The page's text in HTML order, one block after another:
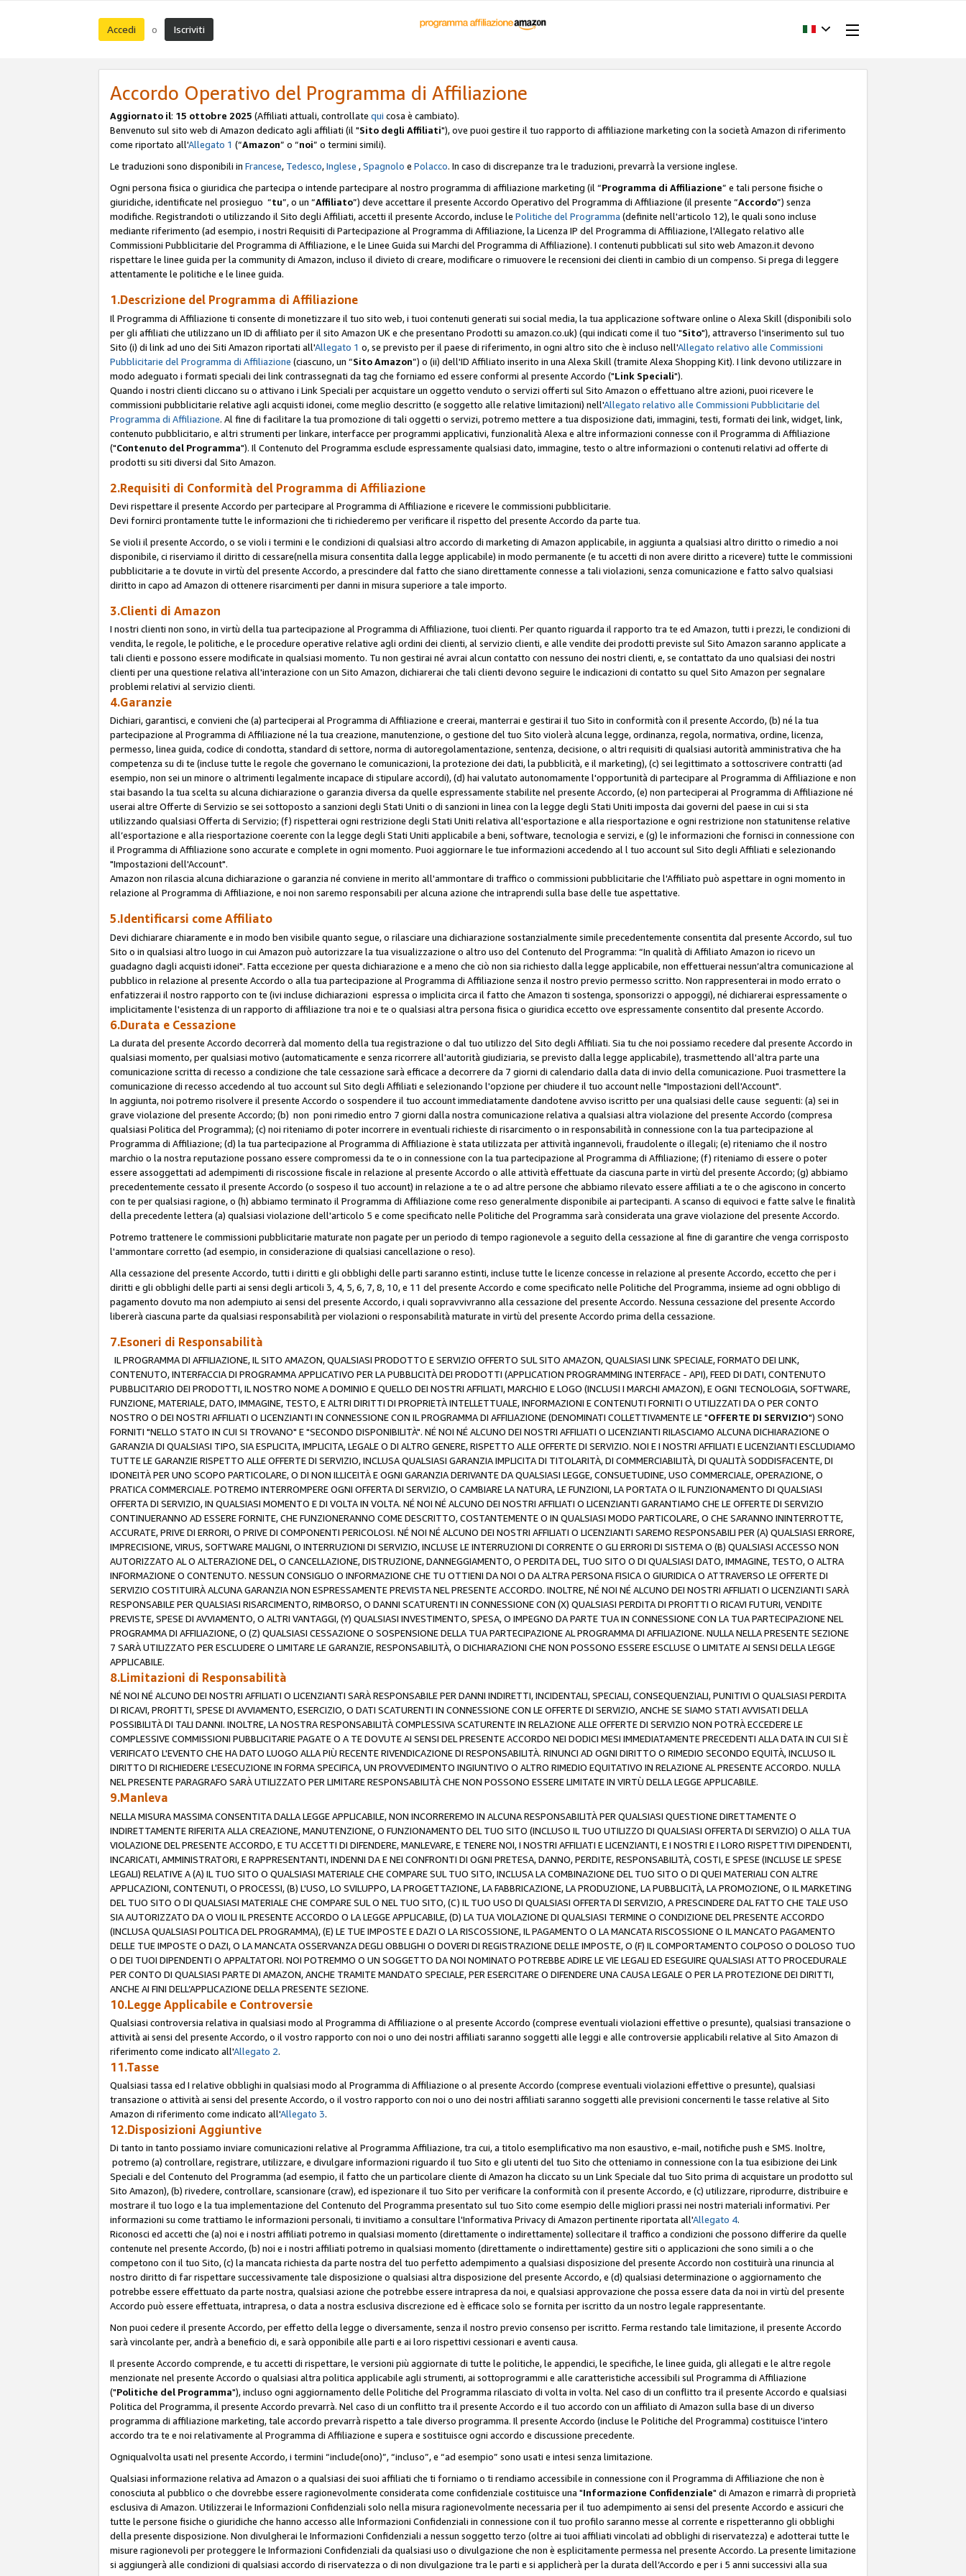
Accedi o Iscriviti
Accordo Operativo del Programma di Affiliazione
Aggiornato il: 15 ottobre 2025 (Affiliati attuali, controllate qui cosa è cambiato).
Benvenuto sul sito web di Amazon dedicato agli affiliati (il "Sito degli Affiliati"), ove puoi gestire il tuo rapporto di affiliazione marketing con la società Amazon di riferimento
come riportato all'Allegato 1 (“Amazon” o “noi” o termini simili).
Le traduzioni sono disponibili in Francese, Tedesco,Inglese ,Spagnolo e Polacco. In caso di discrepanze tra le traduzioni, prevarrà la versione inglese.
Ogni persona fisica o giuridica che partecipa o intende partecipare al nostro programma di affiliazione marketing (il “Programma di Affiliazione” e tali persone fisiche o
giuridiche, identificate nel prosieguo “tu”, o un “Affiliato”) deve accettare il presente Accordo Operativo del Programma di Affiliazione (il presente “Accordo”) senza
modifiche. Registrandoti o utilizzando il Sito degli Affiliati, accetti il presente Accordo, incluse le Politiche del Programma (definite nell'articolo 12), le quali sono incluse
mediante riferimento (ad esempio, i nostri Requisiti di Partecipazione al Programma di Affiliazione, la Licenza IP del Programma di Affiliazione, l'Allegato relativo alle
Commissioni Pubblicitarie del Programma di Affiliazione, e le Linee Guida sui Marchi del Programma di Affiliazione). I contenuti pubblicati sul sito web Amazon.it devono
rispettare le linee guida per la community di Amazon, incluso il divieto di creare, modificare o rimuovere le recensioni dei clienti in cambio di un compenso. Si prega di leggere
attentamente le politiche e le linee guida.
1.Descrizione del Programma di Affiliazione
Il Programma di Affiliazione ti consente di monetizzare il tuo sito web, i tuoi contenuti generati sui social media, la tua applicazione software online o Alexa Skill (disponibili solo
per gli affiliati che utilizzano un ID di affiliato per il sito Amazon UK e che presentano Prodotti su amazon.co.uk) (qui indicati come il tuo "Sito"), attraverso l'inserimento sul tuo
Sito (i) di link ad uno dei Siti Amazon riportati all'Allegato 1 o, se previsto per il paese di riferimento, in ogni altro sito che è incluso nell'Allegato relativo alle Commissioni
Pubblicitarie del Programma di Affiliazione (ciascuno, un “Sito Amazon”) o (ii) dell'ID Affiliato inserito in una Alexa Skill (tramite Alexa Shopping Kit). I link devono utilizzare in
modo adeguato i formati speciali dei link contrassegnati da tag che forniamo ed essere conformi al presente Accordo ("Link Speciali").
Quando i nostri clienti cliccano su o attivano i Link Speciali per acquistare un oggetto venduto o servizi offerti sul Sito Amazon o effettuano altre azioni, puoi ricevere le
commissioni pubblicitarie relative agli acquisti idonei, come meglio descritto (e soggetto alle relative limitazioni) nell'Allegato relativo alle Commissioni Pubblicitarie del
Programma di Affiliazione. Al fine di facilitare la tua promozione di tali oggetti o servizi, potremo mettere a tua disposizione dati, immagini, testi, formati dei link, widget, link,
contenuto pubblicitario, e altri strumenti per linkare, interfacce per programmi applicativi, funzionalità Alexa e altre informazioni connesse con il Programma di Affiliazione
("Contenuto del Programma"). Il Contenuto del Programma esclude espressamente qualsiasi dato, immagine, testo o altre informazioni o contenuti relativi ad offerte di
prodotti su siti diversi dal Sito Amazon.
2.Requisiti di Conformità del Programma di Affiliazione
Devi rispettare il presente Accordo per partecipare al Programma di Affiliazione e ricevere le commissioni pubblicitarie.
Devi fornirci prontamente tutte le informazioni che ti richiederemo per verificare il rispetto del presente Accordo da parte tua.
Se violi il presente Accordo, o se violi i termini e le condizioni di qualsiasi altro accordo di marketing di Amazon applicabile, in aggiunta a qualsiasi altro diritto o rimedio a noi
disponibile, ci riserviamo il diritto di cessare(nella misura consentita dalla legge applicabile) in modo permanente (e tu accetti di non avere diritto a ricevere) tutte le commissioni
pubblicitarie a te dovute in virtù del presente Accordo, a prescindere dal fatto che siano direttamente connesse a tali violazioni, senza comunicazione e fatto salvo qualsiasi
diritto in capo ad Amazon di ottenere risarcimenti per danni in misura superiore a tale importo.
3.Clienti di Amazon
I nostri clienti non sono, in virtù della tua partecipazione al Programma di Affiliazione, tuoi clienti. Per quanto riguarda il rapporto tra te ed Amazon, tutti i prezzi, le condizioni di
vendita, le regole, le politiche, e le procedure operative relative agli ordini dei clienti, al servizio clienti, e alle vendite dei prodotti previste sul Sito Amazon saranno applicate a
tali clienti e possono essere modificate in qualsiasi momento. Tu non gestirai né avrai alcun contatto con nessuno dei nostri clienti, e, se contattato da uno qualsiasi dei nostri
clienti per una questione relativa all'interazione con un Sito Amazon, dichiarerai che tali clienti devono seguire le indicazioni di contatto su quel Sito Amazon per segnalare
problemi relativi al servizio clienti.
4.Garanzie
Dichiari, garantisci, e convieni che (a) parteciperai al Programma di Affiliazione e creerai, manterrai e gestirai il tuo Sito in conformità con il presente Accordo, (b) né la tua
partecipazione al Programma di Affiliazione né la tua creazione, manutenzione, o gestione del tuo Sito violerà alcuna legge, ordinanza, regola, normativa, ordine, licenza,
permesso, linea guida, codice di condotta, standard di settore, norma di autoregolamentazione, sentenza, decisione, o altri requisiti di qualsiasi autorità amministrativa che ha
competenza su di te (incluse tutte le regole che governano le comunicazioni, la protezione dei dati, la pubblicità, e il marketing), (c) sei legittimato a sottoscrivere contratti (ad
esempio, non sei un minore o altrimenti legalmente incapace di stipulare accordi), (d) hai valutato autonomamente l'opportunità di partecipare al Programma di Affiliazione e non
stai basando la tua scelta su alcuna dichiarazione o garanzia diversa da quelle espressamente stabilite nel presente Accordo, (e) non parteciperai al Programma di Affiliazione né
userai altre Offerte di Servizio se sei sottoposto a sanzioni degli Stati Uniti o di sanzioni in linea con la legge degli Stati Uniti imposta dai governi del paese in cui si sta
utilizzando qualsiasi Offerta di Servizio; (f) rispetterai ogni restrizione degli Stati Uniti relativa all'esportazione e alla riesportazione e ogni restrizione non statunitense relative
all’esportazione e alla riesportazione coerente con la legge degli Stati Uniti applicabile a beni, software, tecnologia e servizi, e (g) le informazioni che fornisci in connessione con
il Programma di Affiliazione sono accurate e complete in ogni momento. Puoi aggiornare le tue informazioni accedendo al l tuo account sul Sito degli Affiliati e selezionando
"Impostazioni dell'Account".
Amazon non rilascia alcuna dichiarazione o garanzia né conviene in merito all'ammontare di traffico o commissioni pubblicitarie che l'Affiliato può aspettare in ogni momento in
relazione al Programma di Affiliazione, e noi non saremo responsabili per alcuna azione che intraprendi sulla base delle tue aspettative.
5.Identificarsi come Affiliato
Devi dichiarare chiaramente e in modo ben visibile quanto segue, o rilasciare una dichiarazione sostanzialmente simile precedentemente consentita dal presente Accordo, sul tuo
Sito o in qualsiasi altro luogo in cui Amazon può autorizzare la tua visualizzazione o altro uso del Contenuto del Programma: “In qualità di Affiliato Amazon io ricevo un
guadagno dagli acquisti idonei". Fatta eccezione per questa dichiarazione e a meno che ciò non sia richiesto dalla legge applicabile, non effettuerai nessun’altra comunicazione al
pubblico in relazione al presente Accordo o alla tua partecipazione al Programma di Affiliazione senza il nostro previo permesso scritto. Non rappresenterai in modo errato o
enfatizzerai il nostro rapporto con te (ivi incluse dichiarazioni espressa o implicita circa il fatto che Amazon ti sostenga, sponsorizzi o appoggi), né dichiarerai espressamente o
implicitamente l'esistenza di un rapporto di affiliazione tra noi e te o qualsiasi altra persona fisica o giuridica eccetto ove espressamente consentito dal presente Accordo.
6.Durata e Cessazione
La durata del presente Accordo decorrerà dal momento della tua registrazione o dal tuo utilizzo del Sito degli Affiliati. Sia tu che noi possiamo recedere dal presente Accordo in
qualsiasi momento, per qualsiasi motivo (automaticamente e senza ricorrere all'autorità giudiziaria, se previsto dalla legge applicabile), trasmettendo all'altra parte una
comunicazione scritta di recesso a condizione che tale cessazione sarà efficace a decorrere da 7 giorni di calendario dalla data di invio della comunicazione. Puoi trasmettere la
comunicazione di recesso accedendo al tuo account sul Sito degli Affiliati e selezionando l'opzione per chiudere il tuo account nelle "Impostazioni dell'Account".
In aggiunta, noi potremo risolvere il presente Accordo o sospendere il tuo account immediatamente dandotene avviso iscritto per una qualsiasi delle cause seguenti: (a) sei in
grave violazione del presente Accordo; (b) non poni rimedio entro 7 giorni dalla nostra comunicazione relativa a qualsiasi altra violazione del presente Accordo (compresa
qualsiasi Politica del Programma); (c) noi riteniamo di poter incorrere in eventuali richieste di risarcimento o in responsabilità in connessione con la tua partecipazione al
Programma di Affiliazione; (d) la tua partecipazione al Programma di Affiliazione è stata utilizzata per attività ingannevoli, fraudolente o illegali; (e) riteniamo che il nostro
marchio o la nostra reputazione possano essere compromessi da te o in connessione con la tua partecipazione al Programma di Affiliazione; (f) riteniamo di essere o poter
essere assoggettati ad adempimenti di riscossione fiscale in relazione al presente Accordo o alle attività effettuate da ciascuna parte in virtù del presente Accordo; (g) abbiamo
precedentemente cessato il presente Accordo (o sospeso il tuo account) in relazione a te o ad altre persone che abbiamo rilevato essere affiliati a te o che agiscono in concerto
con te per qualsiasi ragione, o (h) abbiamo terminato il Programma di Affiliazione come reso generalmente disponibile ai partecipanti. A scanso di equivoci e fatte salve le finalità
della precedente lettera (a) qualsiasi violazione dell'articolo 5 e come specificato nelle Politiche del Programma sarà considerata una grave violazione del presente Accordo.
Potremo trattenere le commissioni pubblicitarie maturate non pagate per un periodo di tempo ragionevole a seguito della cessazione al fine di garantire che venga corrisposto
l'ammontare corretto (ad esempio, in considerazione di qualsiasi cancellazione o reso).
Alla cessazione del presente Accordo, tutti i diritti e gli obblighi delle parti saranno estinti, incluse tutte le licenze concesse in relazione al presente Accordo, eccetto che per i
diritti e gli obblighi delle parti ai sensi degli articoli 3, 4, 5, 6, 7, 8, 10, e 11 del presente Accordo e come specificato nelle Politiche del Programma, insieme ad ogni obbligo di
pagamento dovuto ma non adempiuto ai sensi del presente Accordo, i quali sopravvivranno alla cessazione del presente Accordo. Nessuna cessazione del presente Accordo
libererà ciascuna parte da qualsiasi responsabilità per violazioni o responsabilità maturate in virtù del presente Accordo prima della cessazione.
7.Esoneri di Responsabilità
IL PROGRAMMA DI AFFILIAZIONE, IL SITO AMAZON, QUALSIASI PRODOTTO E SERVIZIO OFFERTO SUL SITO AMAZON, QUALSIASI LINK SPECIALE, FORMATO DEI LINK,
CONTENUTO, INTERFACCIA DI PROGRAMMA APPLICATIVO PER LA PUBBLICITÀ DEI PRODOTTI (APPLICATION PROGRAMMING INTERFACE - API), FEED DI DATI, CONTENUTO
PUBBLICITARIO DEI PRODOTTI, IL NOSTRO NOME A DOMINIO E QUELLO DEI NOSTRI AFFILIATI, MARCHIO E LOGO (INCLUSI I MARCHI AMAZON), E OGNI TECNOLOGIA, SOFTWARE,
FUNZIONE, MATERIALE, DATO, IMMAGINE, TESTO, E ALTRI DIRITTI DI PROPRIETÀ INTELLETTUALE, INFORMAZIONI E CONTENUTI FORNITI O UTILIZZATI DA O PER CONTO
NOSTRO O DEI NOSTRI AFFILIATI O LICENZIANTI IN CONNESSIONE CON IL PROGRAMMA DI AFFILIAZIONE (DENOMINATI COLLETTIVAMENTE LE "OFFERTE DI SERVIZIO") SONO
FORNITI "NELLO STATO IN CUI SI TROVANO" E "SECONDO DISPONIBILITÀ". NÉ NOI NÉ ALCUNO DEI NOSTRI AFFILIATI O LICENZIANTI RILASCIAMO ALCUNA DICHIARAZIONE O
GARANZIA DI QUALSIASI TIPO, SIA ESPLICITA, IMPLICITA, LEGALE O DI ALTRO GENERE, RISPETTO ALLE OFFERTE DI SERVIZIO. NOI E I NOSTRI AFFILIATI E LICENZIANTI ESCLUDIAMO
TUTTE LE GARANZIE RISPETTO ALLE OFFERTE DI SERVIZIO, INCLUSA QUALSIASI GARANZIA IMPLICITA DI TITOLARITÀ, DI COMMERCIABILITÀ, DI QUALITÀ SODDISFACENTE, DI
IDONEITÀ PER UNO SCOPO PARTICOLARE, O DI NON ILLICEITÀ E OGNI GARANZIA DERIVANTE DA QUALSIASI LEGGE, CONSUETUDINE, USO COMMERCIALE, OPERAZIONE, O
PRATICA COMMERCIALE. POTREMO INTERROMPERE OGNI OFFERTA DI SERVIZIO, O CAMBIARE LA NATURA, LE FUNZIONI, LA PORTATA O IL FUNZIONAMENTO DI QUALSIASI
OFFERTA DI SERVIZIO, IN QUALSIASI MOMENTO E DI VOLTA IN VOLTA. NÉ NOI NÉ ALCUNO DEI NOSTRI AFFILIATI O LICENZIANTI GARANTIAMO CHE LE OFFERTE DI SERVIZIO
CONTINUERANNO AD ESSERE FORNITE, CHE FUNZIONERANNO COME DESCRITTO, COSTANTEMENTE O IN QUALSIASI MODO PARTICOLARE, O CHE SARANNO ININTERROTTE,
ACCURATE, PRIVE DI ERRORI, O PRIVE DI COMPONENTI PERICOLOSI. NÉ NOI NÉ ALCUNO DEI NOSTRI AFFILIATI O LICENZIANTI SAREMO RESPONSABILI PER (A) QUALSIASI ERRORE,
IMPRECISIONE, VIRUS, SOFTWARE MALIGNI, O INTERRUZIONI DI SERVIZIO, INCLUSE LE INTERRUZIONI DI CORRENTE O GLI ERRORI DI SISTEMA O (B) QUALSIASI ACCESSO NON
AUTORIZZATO AL O ALTERAZIONE DEL, O CANCELLAZIONE, DISTRUZIONE, DANNEGGIAMENTO, O PERDITA DEL, TUO SITO O DI QUALSIASI DATO, IMMAGINE, TESTO, O ALTRA
INFORMAZIONE O CONTENUTO. NESSUN CONSIGLIO O INFORMAZIONE CHE TU OTTIENI DA NOI O DA ALTRA PERSONA FISICA O GIURIDICA O ATTRAVERSO LE OFFERTE DI
SERVIZIO COSTITUIRÀ ALCUNA GARANZIA NON ESPRESSAMENTE PREVISTA NEL PRESENTE ACCORDO. INOLTRE, NÉ NOI NÉ ALCUNO DEI NOSTRI AFFILIATI O LICENZIANTI SARÀ
RESPONSABILE PER QUALSIASI RISARCIMENTO, RIMBORSO, O DANNI SCATURENTI IN CONNESSIONE CON (X) QUALSIASI PERDITA DI PROFITTI O RICAVI FUTURI, VENDITE
PREVISTE, SPESE DI AVVIAMENTO, O ALTRI VANTAGGI, (Y) QUALSIASI INVESTIMENTO, SPESA, O IMPEGNO DA PARTE TUA IN CONNESSIONE CON LA TUA PARTECIPAZIONE NEL
PROGRAMMA DI AFFILIAZIONE, O (Z) QUALSIASI CESSAZIONE O SOSPENSIONE DELLA TUA PARTECIPAZIONE AL PROGRAMMA DI AFFILIAZIONE. NULLA NELLA PRESENTE SEZIONE
7 SARÀ UTILIZZATO PER ESCLUDERE O LIMITARE LE GARANZIE, RESPONSABILITÀ, O DICHIARAZIONI CHE NON POSSONO ESSERE ESCLUSE O LIMITATE AI SENSI DELLA LEGGE
APPLICABILE.
8.Limitazioni di Responsabilità
NÉ NOI NÉ ALCUNO DEI NOSTRI AFFILIATI O LICENZIANTI SARÀ RESPONSABILE PER DANNI INDIRETTI, INCIDENTALI, SPECIALI, CONSEQUENZIALI, PUNITIVI O QUALSIASI PERDITA
DI RICAVI, PROFITTI, SPESE DI AVVIAMENTO, ESERCIZIO, O DATI SCATURENTI IN CONNESSIONE CON LE OFFERTE DI SERVIZIO, ANCHE SE SIAMO STATI AVVISATI DELLA
POSSIBILITÀ DI TALI DANNI. INOLTRE, LA NOSTRA RESPONSABILITÀ COMPLESSIVA SCATURENTE IN RELAZIONE ALLE OFFERTE DI SERVIZIO NON POTRÀ ECCEDERE LE
COMPLESSIVE COMMISSIONI PUBBLICITARIE PAGATE O A TE DOVUTE AI SENSI DEL PRESENTE ACCORDO NEI DODICI MESI IMMEDIATAMENTE PRECEDENTI ALLA DATA IN CUI SI È
VERIFICATO L'EVENTO CHE HA DATO LUOGO ALLA PIÙ RECENTE RIVENDICAZIONE DI RESPONSABILITÀ. RINUNCI AD OGNI DIRITTO O RIMEDIO SECONDO EQUITÀ, INCLUSO IL
DIRITTO DI RICHIEDERE L'ESECUZIONE IN FORMA SPECIFICA, UN PROVVEDIMENTO INGIUNTIVO O ALTRO RIMEDIO EQUITATIVO IN RELAZIONE AL PRESENTE ACCORDO. NULLA
NEL PRESENTE PARAGRAFO SARÀ UTILIZZATO PER LIMITARE RESPONSABILITÀ CHE NON POSSONO ESSERE LIMITATE IN VIRTÙ DELLA LEGGE APPLICABILE.
9.Manleva
NELLA MISURA MASSIMA CONSENTITA DALLA LEGGE APPLICABILE, NON INCORREREMO IN ALCUNA RESPONSABILITÀ PER QUALSIASI QUESTIONE DIRETTAMENTE O
INDIRETTAMENTE RIFERITA ALLA CREAZIONE, MANUTENZIONE, O FUNZIONAMENTO DEL TUO SITO (INCLUSO IL TUO UTILIZZO DI QUALSIASI OFFERTA DI SERVIZIO) O ALLA TUA
VIOLAZIONE DEL PRESENTE ACCORDO, E TU ACCETTI DI DIFENDERE, MANLEVARE, E TENERE NOI, I NOSTRI AFFILIATI E LICENZIANTI, E I NOSTRI E I LORO RISPETTIVI DIPENDENTI,
INCARICATI, AMMINISTRATORI, E RAPPRESENTANTI, INDENNI DA E NEI CONFRONTI DI OGNI PRETESA, DANNO, PERDITE, RESPONSABILITÀ, COSTI, E SPESE (INCLUSE LE SPESE
LEGALI) RELATIVE A (A) IL TUO SITO O QUALSIASI MATERIALE CHE COMPARE SUL TUO SITO, INCLUSA LA COMBINAZIONE DEL TUO SITO O DI QUEI MATERIALI CON ALTRE
APPLICAZIONI, CONTENUTI, O PROCESSI, (B) L'USO, LO SVILUPPO, LA PROGETTAZIONE, LA FABBRICAZIONE, LA PRODUZIONE, LA PUBBLICITÀ, LA PROMOZIONE, O IL MARKETING
DEL TUO SITO O DI QUALSIASI MATERIALE CHE COMPARE SUL O NEL TUO SITO, (C) IL TUO USO DI QUALSIASI OFFERTA DI SERVIZIO, A PRESCINDERE DAL FATTO CHE TALE USO
SIA AUTORIZZATO DA O VIOLI IL PRESENTE ACCORDO O LA LEGGE APPLICABILE, (D) LA TUA VIOLAZIONE DI QUALSIASI TERMINE O CONDIZIONE DEL PRESENTE ACCORDO
(INCLUSA QUALSIASI POLITICA DEL PROGRAMMA), (E) LE TUE IMPOSTE E DAZI O LA RISCOSSIONE, IL PAGAMENTO O LA MANCATA RISCOSSIONE O IL MANCATO PAGAMENTO
DELLE TUE IMPOSTE O DAZI, O LA MANCATA OSSERVANZA DEGLI OBBLIGHI O DOVERI DI REGISTRAZIONE DELLE IMPOSTE, O (F) IL COMPORTAMENTO COLPOSO O DOLOSO TUO
O DEI TUOI DIPENDENTI O APPALTATORI. NOI POTREMMO O UN SOGGETTO DA NOI NOMINATO POTREBBE ADIRE LE VIE LEGALI ED ESEGUIRE QUALSIASI ATTO PROCEDURALE
PER CONTO DI QUALSIASI PARTE DI AMAZON, ANCHE TRAMITE MANDATO SPECIALE, PER ESERCITARE O DIFENDERE UNA CAUSA LEGALE O PER LA PROTEZIONE DEI DIRITTI,
ANCHE AI FINI DELL’APPLICAZIONE DELLA PRESENTE SEZIONE.
10.Legge Applicabile e Controversie
Qualsiasi controversia relativa in qualsiasi modo al Programma di Affiliazione o al presente Accordo (comprese eventuali violazioni effettive o presunte), qualsiasi transazione o
attività ai sensi del presente Accordo, o il vostro rapporto con noi o uno dei nostri affiliati saranno soggetti alle leggi e alle controversie applicabili relative al Sito Amazon di
riferimento come indicato all'Allegato 2.
11.Tasse
Qualsiasi tassa ed I relative obblighi in qualsiasi modo al Programma di Affiliazione o al presente Accordo (comprese eventuali violazioni effettive o presunte), qualsiasi
transazione o attività ai sensi del presente Accordo, o il vostro rapporto con noi o uno dei nostri affiliati saranno soggetti alle previsioni concernenti le tasse relative al Sito
Amazon di riferimento come indicato all'Allegato 3.
12.Disposizioni Aggiuntive
Di tanto in tanto possiamo inviare comunicazioni relative al Programma Affiliazione, tra cui, a titolo esemplificativo ma non esaustivo, e-mail, notifiche push e SMS. Inoltre,
potremo (a) controllare, registrare, utilizzare, e divulgare informazioni riguardo il tuo Sito e gli utenti del tuo Sito che otteniamo in connessione con la tua esibizione dei Link
Speciali e del Contenuto del Programma (ad esempio, il fatto che un particolare cliente di Amazon ha cliccato su un Link Speciale dal tuo Sito prima di acquistare un prodotto sul
Sito Amazon), (b) rivedere, controllare, scansionare (craw), ed ispezionare il tuo Sito per verificare la conformità con il presente Accordo, e (c) utilizzare, riprodurre, distribuire e
mostrare il tuo logo e la tua implementazione del Contenuto del Programma presentato sul tuo Sito come esempio delle migliori prassi nei nostri materiali informativi. Per
informazioni su come trattiamo le informazioni personali, ti invitiamo a consultare l'Informativa Privacy di Amazon pertinente riportata all'Allegato 4.
Riconosci ed accetti che (a) noi e i nostri affiliati potremo in qualsiasi momento (direttamente o indirettamente) sollecitare il traffico a condizioni che possono differire da quelle
contenute nel presente Accordo, (b) noi e i nostri affiliati potremo in qualsiasi momento (direttamente o indirettamente) gestire siti o applicazioni che sono simili a o che
competono con il tuo Sito, (c) la mancata richiesta da parte nostra del tuo perfetto adempimento a qualsiasi disposizione del presente Accordo non costituirà una rinuncia al
nostro diritto di far rispettare successivamente tale disposizione o qualsiasi altra disposizione del presente Accordo, e (d) qualsiasi determinazione o aggiornamento che
potrebbe essere effettuato da parte nostra, qualsiasi azione che potrebbe essere intrapresa da noi, e qualsiasi approvazione che possa essere data da noi in virtù del presente
Accordo può essere effettuata, intrapresa, o data a nostra esclusiva discrezione ed è efficace solo se fornita per iscritto da un nostro legale rappresentante.
Non puoi cedere il presente Accordo, per effetto della legge o diversamente, senza il nostro previo consenso per iscritto. Ferma restando tale limitazione, il presente Accordo
sarà vincolante per, andrà a beneficio di, e sarà opponibile alle parti e ai loro rispettivi cessionari e aventi causa.
Il presente Accordo comprende, e tu accetti di rispettare, le versioni più aggiornate di tutte le politiche, le appendici, le specifiche, le linee guida, gli allegati e le altre regole
menzionate nel presente Accordo o qualsiasi altra politica applicabile agli strumenti, ai sottoprogrammi e alle caratteristiche accessibili sul Programma di Affiliazione
("Politiche del Programma"), incluso ogni aggiornamento delle Politiche del Programma rilasciato di volta in volta. Nel caso di un conflitto tra il presente Accordo e qualsiasi
Politica del Programma, il presente Accordo prevarrà. Nel caso di un conflitto tra il presente Accordo e il tuo accordo con un affiliato di Amazon sulla base di un diverso
programma di affiliazione marketing, tale accordo prevarrà rispetto a tale diverso programma. Il presente Accordo (incluse le Politiche del Programma) costituisce l'intero
accordo tra te e noi relativamente al Programma di Affiliazione e supera e sostituisce ogni accordo e discussione precedente.
Ogniqualvolta usati nel presente Accordo, i termini “include(ono)”, “incluso”, e “ad esempio” sono usati e intesi senza limitazione.
Qualsiasi informazione relativa ad Amazon o a qualsiasi dei suoi affiliati che ti forniamo o ti rendiamo accessibile in connessione con il Programma di Affiliazione che non è
conosciuta al pubblico o che dovrebbe essere ragionevolmente considerata come confidenziale costituisce una "Informazione Confidenziale" di Amazon e rimarrà di proprietà
esclusiva di Amazon. Utilizzerai le Informazioni Confidenziali solo nella misura ragionevolmente necessaria per il tuo adempimento ai sensi del presente Accordo e assicuri che
tutte le persone fisiche o giuridiche che hanno accesso alle Informazioni Confidenziali in connessione con il tuo profilo saranno messe al corrente e rispetteranno gli obblighi
della presente disposizione. Non divulgherai le Informazioni Confidenziali a nessun soggetto terzo (oltre ai tuoi affiliati vincolati ad obblighi di riservatezza) e adotterai tutte le
misure ragionevoli per proteggere le Informazioni Confidenziali da qualsiasi uso o divulgazione che non è esplicitamente permessa nel presente Accordo. La presente limitazione
si aggiungerà alle condizioni di qualsiasi accordo di riservatezza o di non divulgazione tra le parti e si applicherà per la durata dell’Accordo e per i 5 anni successivi alla sua